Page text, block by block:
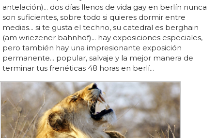
antelación)... dos días llenos de vida gay en berlín nunca
son suficientes, sobre todo si quieres dormir entre
medias... si te gusta el techno, su catedral es berghain
(am wriezener bahnhof)... hay exposiciones especiales,
pero también hay una impresionante exposición
permanente... popular, salvaje y la mejor manera de
terminar tus frenéticas 48 horas en berlí...